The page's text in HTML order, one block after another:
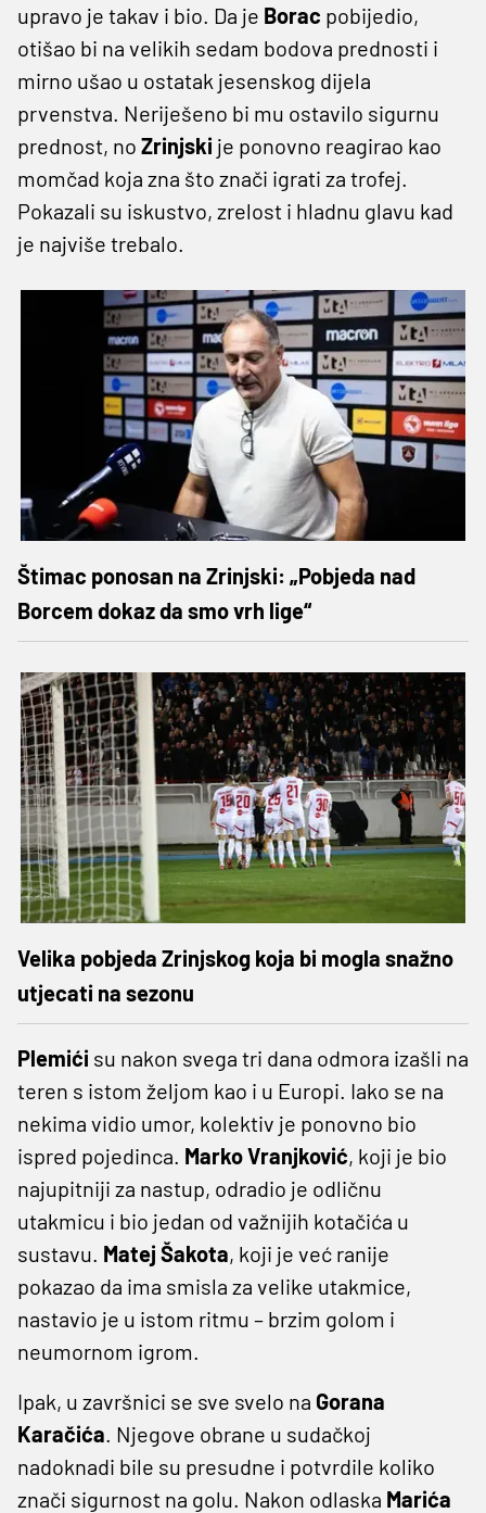
upravo je takav i bio. Da je Borac pobijedio,
otišao bi na velikih sedam bodova prednosti i
mirno ušao u ostatak jesenskog dijela
prvenstva. Neriješeno bi mu ostavilo sigurnu
prednost, no Zrinjski je ponovno reagirao kao
momčad koja zna što znači igrati za trofej.
Pokazali su iskustvo, zrelost i hladnu glavu kad
je najviše trebalo.
Štimac ponosan na Zrinjski: „Pobjeda nad
Borcem dokaz da smo vrh lige“
Velika pobjeda Zrinjskog koja bi mogla snažno
utjecati na sezonu
Plemići su nakon svega tri dana odmora izašli na
teren s istom željom kao i u Europi. Iako se na
nekima vidio umor, kolektiv je ponovno bio
ispred pojedinca. Marko Vranjković, koji je bio
najupitniji za nastup, odradio je odličnu
utakmicu i bio jedan od važnijih kotačića u
sustavu. Matej Šakota, koji je već ranije
pokazao da ima smisla za velike utakmice,
nastavio je u istom ritmu – brzim golom i
neumornom igrom.
Ipak, u završnici se sve svelo na Gorana
Karačića. Njegove obrane u sudačkoj
nadoknadi bile su presudne i potvrdile koliko
znači sigurnost na golu. Nakon odlaska Marića